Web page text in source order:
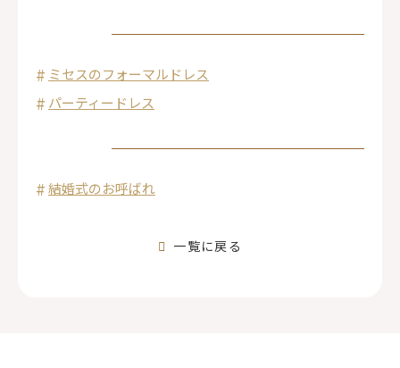
ミセスのフォーマルドレス
パーティードレス
結婚式のお呼ばれ
一覧に戻る